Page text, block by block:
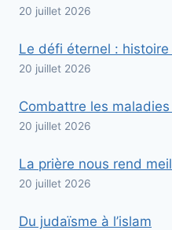
20 juillet 2026
Le défi éternel :
20 juillet 2026
Combattre les
20 juillet 2026
La prière nous rend
20 juillet 2026
Du judaïsme à l’islam